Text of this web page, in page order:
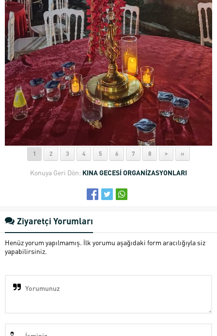
1 2 3 4 5 6 7 8 > »
Konuya Geri Dön: KINA GECESİ ORGANİZASYONLARI
Ziyaretçi Yorumları
Henüz yorum yapılmamış. İlk yorumu aşağıdaki form aracılığıyla siz
yapabilirsiniz.